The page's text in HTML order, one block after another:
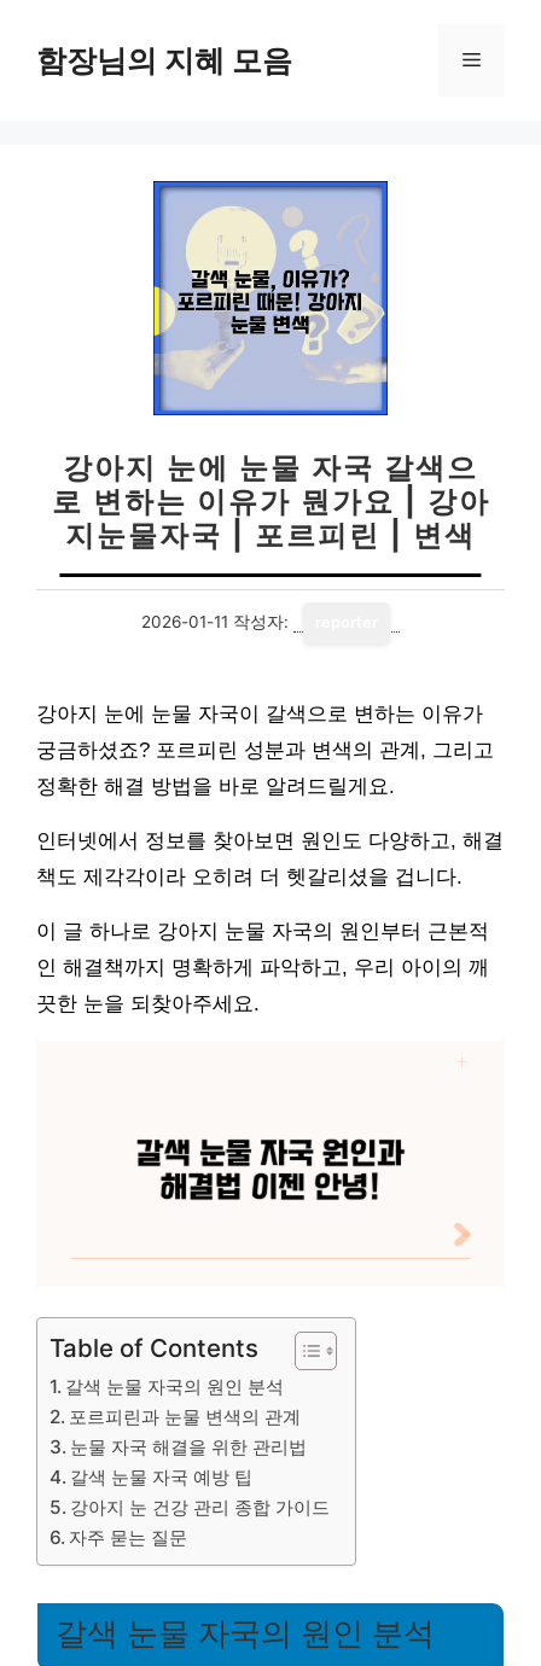
함장님의 지혜 모음 메
강아지 눈에 눈물 자국 갈색으
로 변하는 이유가 뭔가요 | 강아
지눈물자국 | 포르피린 | 변색
2026-01-11 작성자:
강아지 눈에 눈물 자국이 갈색으로 변하는 이유가
궁금하셨죠? 포르피린 성분과 변색의 관계, 그리고
정확한 해결 방법을 바로 알려드릴게요.
인터넷에서 정보를 찾아보면 원인도 다양하고, 해결
책도 제각각이라 오히려 더 헷갈리셨을 겁니다.
이 글 하나로 강아지 눈물 자국의 원인부터 근본적
인 해결책까지 명확하게 파악하고, 우리 아이의 깨
끗한 눈을 되찾아주세요.
Table of Contents
갈색 눈물 자국의 원인 분석
포르피린과 눈물 변색의 관계
눈물 자국 해결을 위한 관리법
갈색 눈물 자국 예방 팁
강아지 눈 건강 관리 종합 가이드
자주 묻는 질문
갈색 눈물 자국의 원인 분석